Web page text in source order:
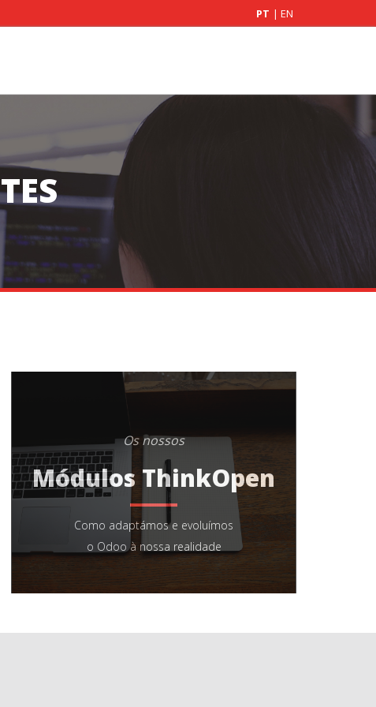
PT | EN
Os nossos
Módulos ThinkOpen
Como adaptámos e evoluímos
o Odoo à nossa realidade